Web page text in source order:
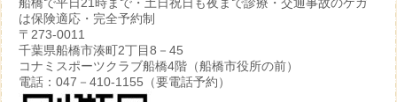
は保険適応・完全予約制
〒273-0011
千葉県船橋市湊町2丁目8－45
コナミスポーツクラブ船橋4階（船橋市役所の前）
電話：047－410-1155（要電話予約）